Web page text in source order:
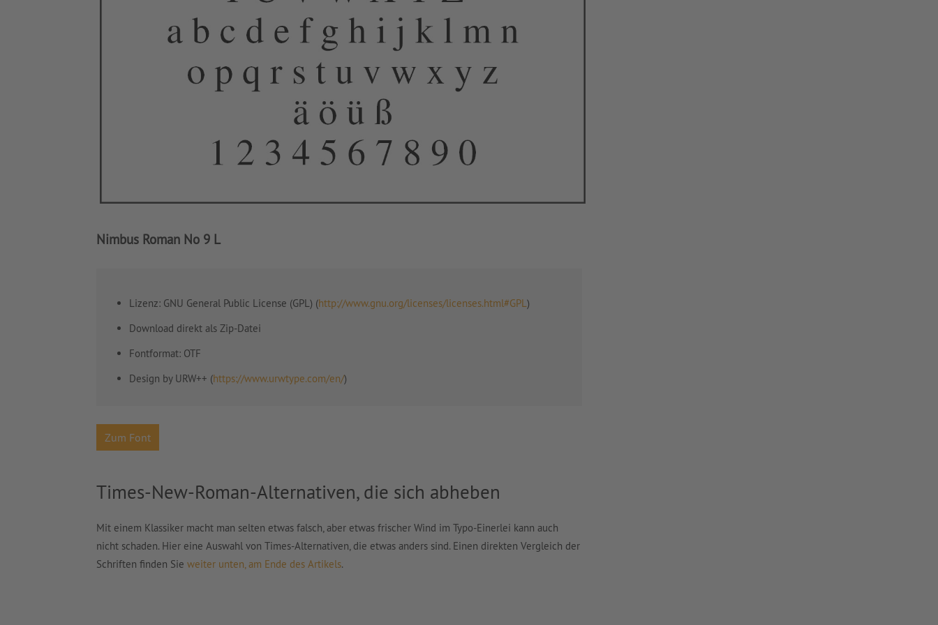
Nimbus Roman No 9 L
Lizenz: GNU General Public License (GPL) (http://www.gnu.org/licenses/licenses.html#GPL)
Download direkt als Zip-Datei
Fontformat: OTF
Design by URW++ (https://www.urwtype.com/en/)
Zum Font
Times-New-Roman-Alternativen, die sich abheben
Mit einem Klassiker macht man selten etwas falsch, aber etwas frischer Wind im Typo-Einerlei kann auch
nicht schaden. Hier eine Auswahl von Times-Alternativen, die etwas anders sind. Einen direkten Vergleich der
Schriften finden Sie weiter unten, am Ende des Artikels.